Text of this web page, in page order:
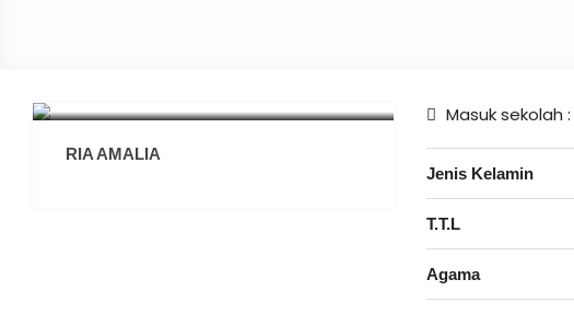
RIA AMALIA
Masuk sekolah :
Jenis Kelamin
T.T.L
Agama